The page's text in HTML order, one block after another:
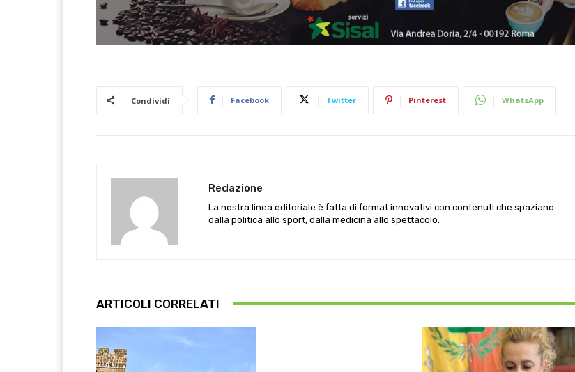
Condividi Facebook Twitter Pinterest WhatsApp
Redazione
La nostra linea editoriale è fatta di format innovativi con contenuti che spaziano
dalla politica allo sport, dalla medicina allo spettacolo.
ARTICOLI CORRELATI